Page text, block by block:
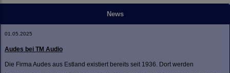
News
01.05.2025
Audes bei TM Audio
Die Firma Audes aus Estland existiert bereits seit 1936. Dort werden